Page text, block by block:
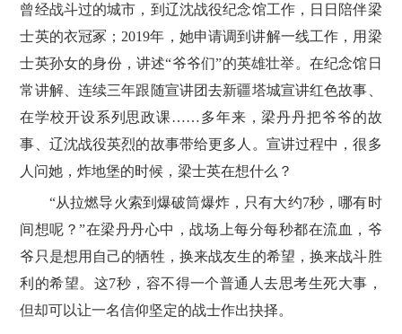
曾经战斗过的城市，到辽沈战役纪念馆工作，日日陪伴梁
士英的衣冠冢；2019年，她申请调到讲解一线工作，用梁
士英孙女的身份，讲述“爷爷们”的英雄壮举。在纪念馆日
常讲解、连续三年跟随宣讲团去新疆塔城宣讲红色故事、
在学校开设系列思政课……多年来，梁丹丹把爷爷的故
事、辽沈战役英烈的故事带给更多人。宣讲过程中，很多
人问她，炸地堡的时候，梁士英在想什么？
“从拉燃导火索到爆破筒爆炸，只有大约7秒，哪有时
间想呢？”在梁丹丹心中，战场上每分每秒都在流血，爷
爷只是想用自己的牺牲，换来战友生的希望，换来战斗胜
利的希望。这7秒，容不得一个普通人去思考生死大事，
但却可以让一名信仰坚定的战士作出抉择。